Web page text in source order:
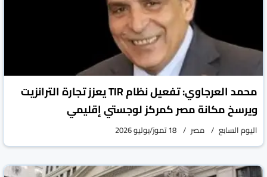
محمد العرجاوي: تفعيل نظام TIR يعزز تجارة الترانزيت
ويرسخ مكانة مصر كمركز لوجستي إقليمي
اليوم السابع مصر 18 تموز/يوليو 2026